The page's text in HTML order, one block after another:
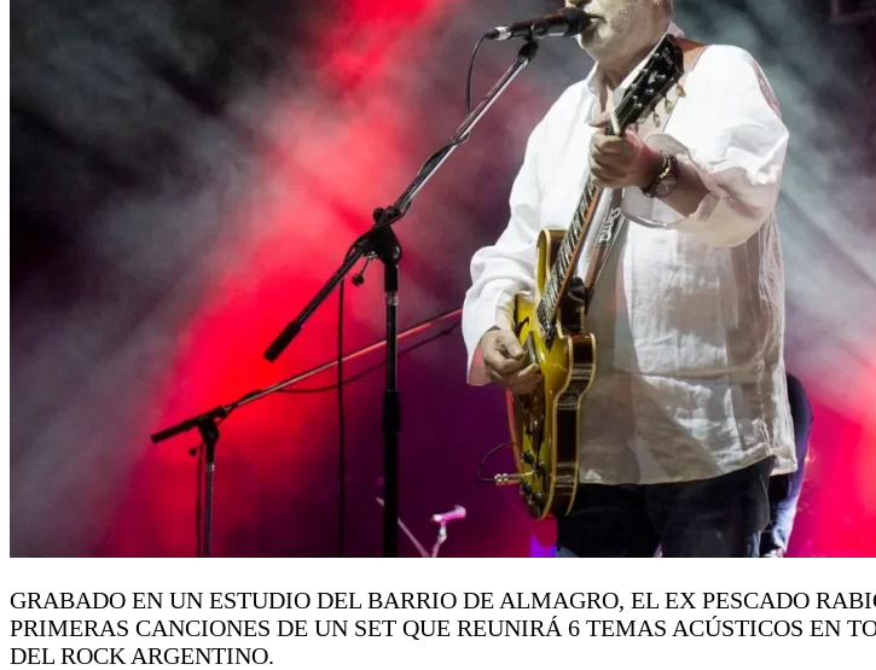
GRABADO EN UN ESTUDIO DEL BARRIO DE ALMAGRO, EL EX PESCADO
PRIMERAS CANCIONES DE UN SET QUE REUNIRÁ 6 TEMAS ACÚSTICOS EN
DEL ROCK ARGENTINO.